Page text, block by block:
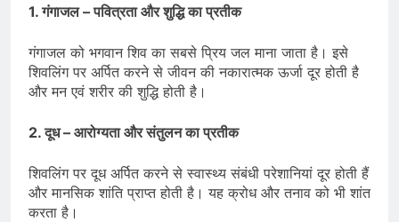
1. गंगाजल – पवित्रता और शुद्धि का प्रतीक
गंगाजल को भगवान शिव का सबसे प्रिय जल माना जाता है। इसे
शिवलिंग पर अर्पित करने से जीवन की नकारात्मक ऊर्जा दूर होती है
और मन एवं शरीर की शुद्धि होती है।
2. दूध – आरोग्यता और संतुलन का प्रतीक
शिवलिंग पर दूध अर्पित करने से स्वास्थ्य संबंधी परेशानियां दूर होती हैं
और मानसिक शांति प्राप्त होती है। यह क्रोध और तनाव को भी शांत
करता है।